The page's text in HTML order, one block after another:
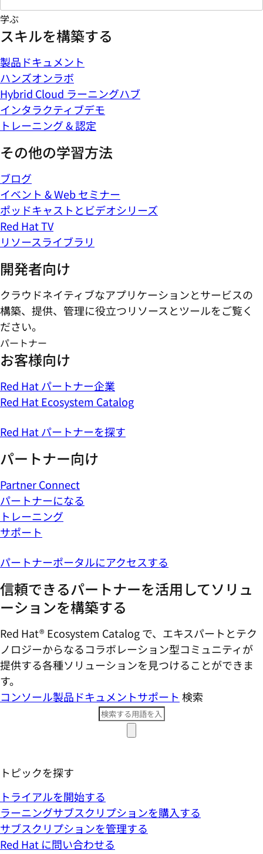
学ぶ
スキルを構築する
製品ドキュメント
ハンズオンラボ
Hybrid Cloud ラーニングハブ
インタラクティブデモ
トレーニング & 認定
その他の学習方法
ブログ
イベント & Web セミナー
ポッドキャストとビデオシリーズ
Red Hat TV
リソースライブラリ
開発者向け
クラウドネイティブなアプリケーションとサービスの
構築、提供、管理に役立つリソースとツールをご覧く
ださい。
パートナー
お客様向け
Red Hat パートナー企業
Red Hat Ecosystem Catalog
Red Hat パートナーを探す
パートナー向け
Partner Connect
パートナーになる
トレーニング
サポート
パートナーポータルにアクセスする
信頼できるパートナーを活用してソリュ
ーションを構築する
Red Hat® Ecosystem Catalog で、エキスパートとテク
ノロジーからなるコラボレーション型コミ​ュニティが
提供する各種ソリューションを見つけることができま
す。
コンソール製品ドキュメントサポート 検索
トピックを探す
トライアルを開始する
ラーニングサブスクリプションを購入する
サブスクリプションを管理する
Red Hat に問い合わせる